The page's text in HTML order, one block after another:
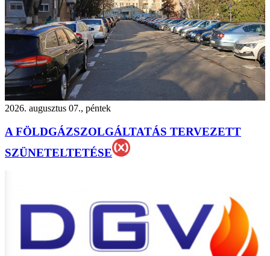
2026. augusztus 07., péntek
A FÖLDGÁZSZOLGÁLTATÁS TERVEZETT
SZÜNETELTETÉSE